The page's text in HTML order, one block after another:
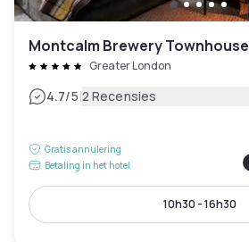
Montcalm Brewery Townhouse
Greater London
4.7/5|2 Recensies
Gratis annulering
Betaling in het hotel
10h30 - 16h30